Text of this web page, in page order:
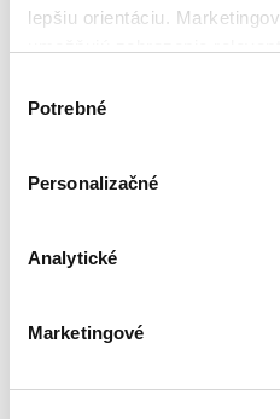
lepšiu orientáciu.
keby sme mohli používať
súhlasu
Potrebné
Personalizačné
Analytické
Marketingové
Zoradiť
Top hodnotené
Novinky
Najvyššia zľava
Použité filtre
Zrušiť filtre